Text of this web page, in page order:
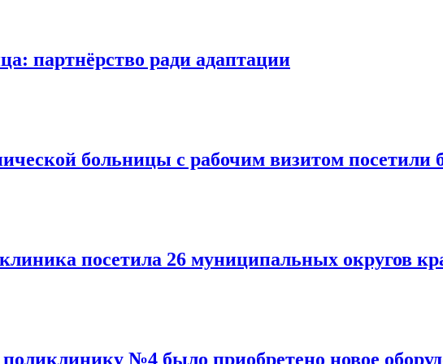
партнёрство ради адаптации
больницы с рабочим визитом посетили
посетила 26 муниципальных округов
№4 было приобретено новое